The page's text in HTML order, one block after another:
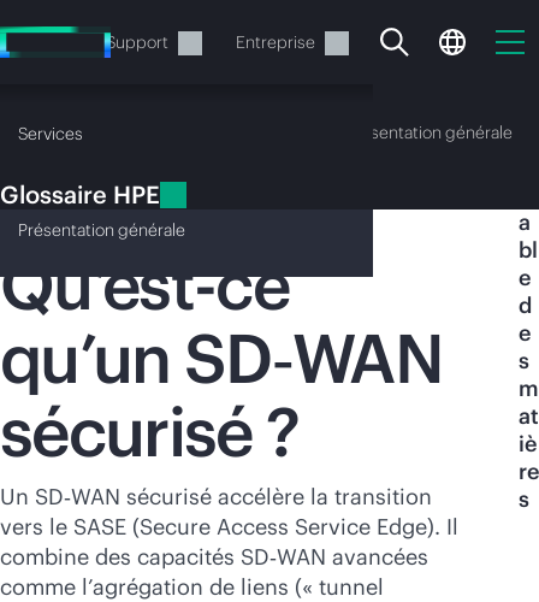
au
contenu
Support Entreprise
Services
Votre panier est
actuellement vide
Rendez-vous dans la boutique HPE pour
Acheter maintenant
Glossaire HPE Présentation générale
Présentation générale
Glossaire HPE
SD‑WAN sécurisé
Qu’est-ce
qu’un SD‑WAN
sécurisé ?
Un SD‑WAN sécurisé accélère la transition
vers le SASE (Secure Access Service Edge). Il
combine des capacités SD‑WAN avancées
comme l’agrégation de liens (« tunnel
a
bl
e
d
e
s
m
at
iè
re
s